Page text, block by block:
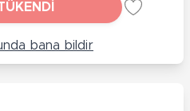
bana bildir